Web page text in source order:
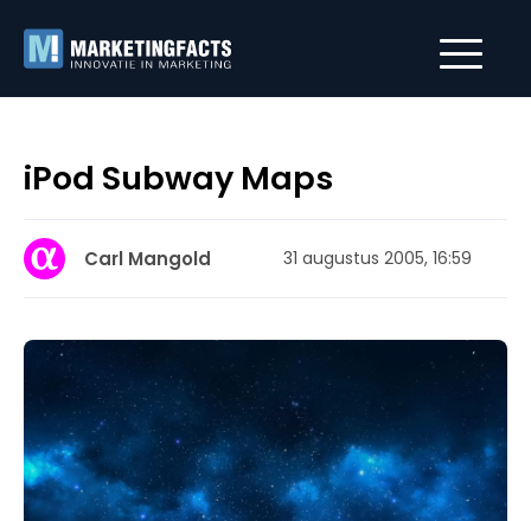
iPod Subway Maps
Carl Mangold 31 augustus 2005, 16:59